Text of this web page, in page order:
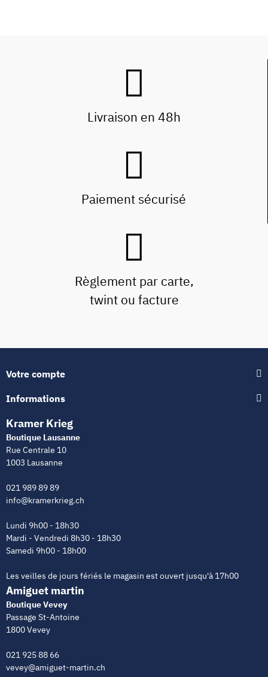
Livraison en 48h
Paiement sécurisé
Règlement par carte,
twint ou facture
Votre compte
Informations
Kramer Krieg
Boutique Lausanne
Rue Centrale 10
1003 Lausanne
021 989 89 89
info@kramerkrieg.ch
Lundi 9h00 - 18h30
Mardi - Vendredi 8h30 - 18h30
Samedi 9h00 - 18h00
Les veilles de jours fériés le magasin est ouvert jusqu'à 17h00
Amiguet martin
Boutique Vevey
Passage St-Antoine
1800 Vevey
021 925 88 66
vevey@amiguet-martin.ch